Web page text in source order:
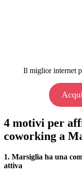
Il miglior internet
4 motivi per
coworking a
1. Marsiglia ha una
attiva